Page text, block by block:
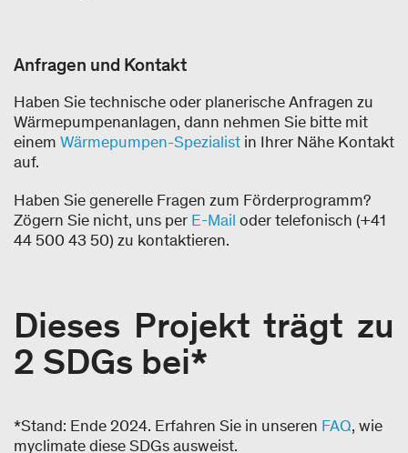
Anfragen und Kontakt
Haben Sie technische oder planerische Anfragen zu
Wärmepumpenanlagen, dann nehmen Sie bitte mit
einem Wärmepumpen-Spezialist in Ihrer Nähe Kontakt
auf.
Haben Sie generelle Fragen zum Förderprogramm?
Zögern Sie nicht, uns per E-Mail oder telefonisch (+41
44 500 43 50) zu kontaktieren.
Dieses Projekt trägt zu
2 SDGs bei*
*Stand: Ende 2024. Erfahren Sie in unseren FAQ, wie
myclimate diese SDGs ausweist.